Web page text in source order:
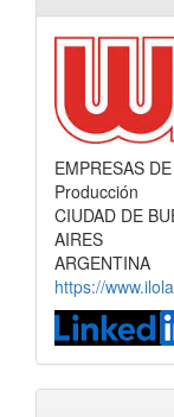
EMPRESAS
Producción
CIUDAD DE
AIRES
ARGENTINA
https://